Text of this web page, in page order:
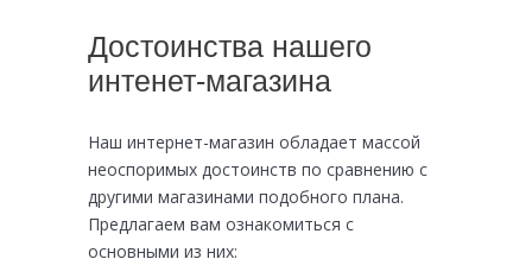
Достоинства нашего
интенет-магазина
Наш интернет-магазин обладает массой
неоспоримых достоинств по сравнению с
другими магазинами подобного плана.
Предлагаем вам ознакомиться с
основными из них: